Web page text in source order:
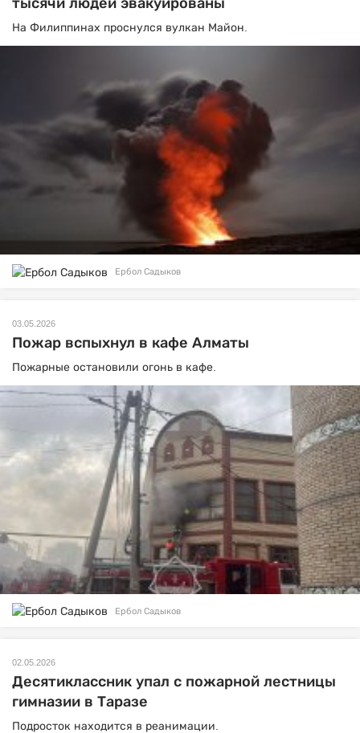
тысячи людей эвакуированы
На Филиппинах проснулся вулкан Майон.
Ербол Садыков
03.05.2026
Пожар вспыхнул в кафе Алматы
Пожарные остановили огонь в кафе.
Ербол Садыков
02.05.2026
Десятиклассник упал с пожарной лестницы
гимназии в Таразе
Подросток находится в реанимации.